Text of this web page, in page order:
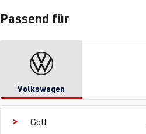
Passend für
Volkswagen
Golf